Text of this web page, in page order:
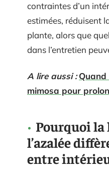
contraintes d’un
estimées, réduisent
plante, alors que
dans l’entretien
A lire aussi :
mimosa pour
Pourquoi la
l’azalée
entre